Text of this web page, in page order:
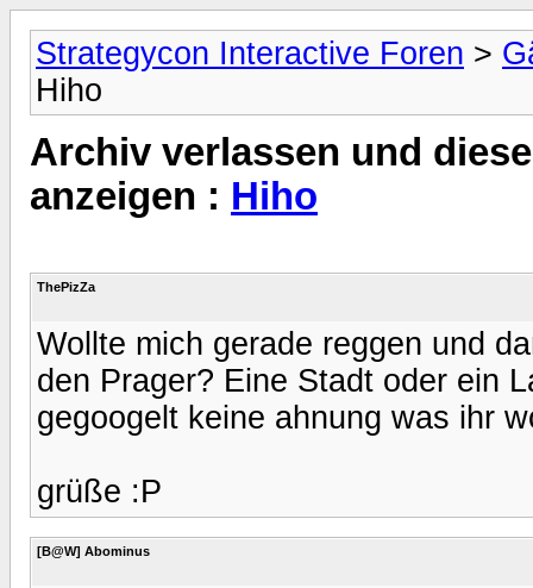
Strategycon Interactive Foren >
Hiho
Archiv verlassen und
anzeigen : Hiho
ThePizZa
Wollte mich gerade reggen und
den Prager? Eine Stadt oder ein
gegoogelt keine ahnung was ihr
grüße :P
[B@W] Abominus